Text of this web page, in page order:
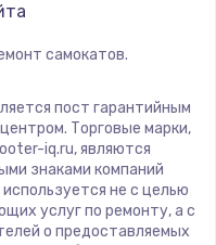
самокатов.
пост гарантийным
Торговые марки,
iq.ru, являются
знаками компаний
не с целью
услуг по ремонту, а с
о предоставляемых